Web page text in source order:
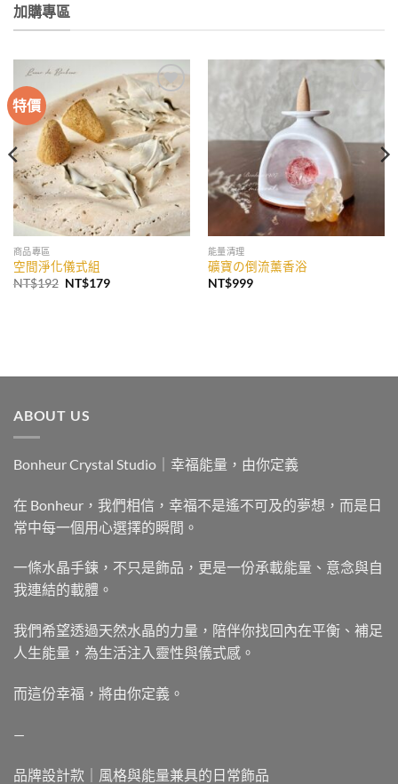
加購專區
特價
加入
收藏
商品專區
空間淨化儀式組
NT$192 原
NT$179目
收藏
能量清理
礦寶の倒流薰香浴
NT$999
ABOUT US
Bonheur Crystal Studio｜幸福能量，由你定義
在 Bonheur，我們相信，幸福不是遙不可及的夢想，而是日
常中每一個用心選擇的瞬間。
一條水晶手鍊，不只是飾品，更是一份承載能量、意念與自
我連結的載體。
我們希望透過天然水晶的力量，陪伴你找回內在平衡、補足
人生能量，為生活注入靈性與儀式感。
而這份幸福，將由你定義。
—
品牌設計款｜風格與能量兼具的日常飾品